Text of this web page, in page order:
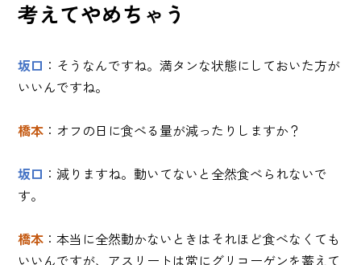
考えてやめちゃう
坂口 ：そうなんですね。満タンな状態にしておいた方が
いいんですね。
橋本 ：オフの日に食べる量が減ったりしますか？
坂口 ：減りますね。動いてないと全然食べられないで
す。
橋本 ：本当に全然動かないときはそれほど食べなくても
いいんですが、アスリートは常にグリコーゲンを蓄えて